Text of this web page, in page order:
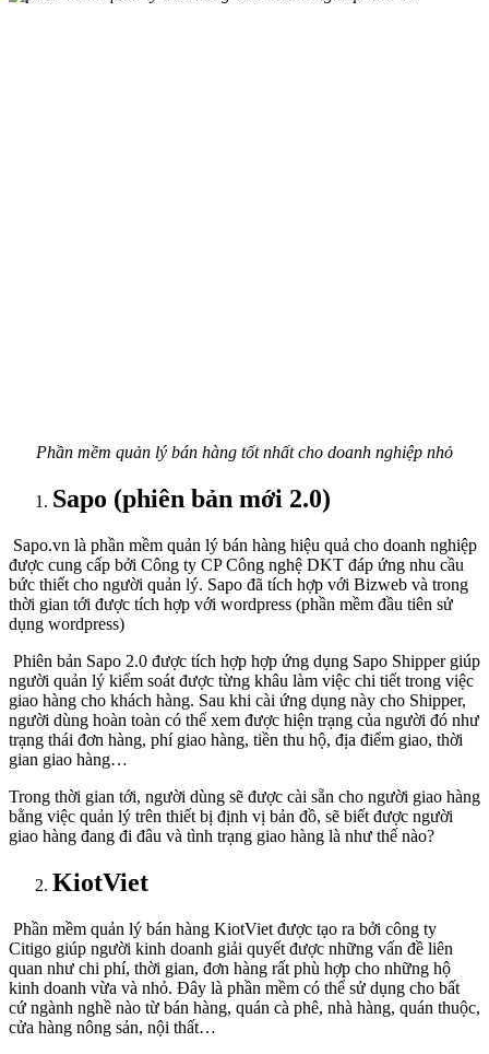
Phần mềm quản lý bán hàng tốt nhất cho doanh nghiệp nhỏ
Sapo (phiên bản mới 2.0)
Sapo.vn là phần mềm quản lý bán hàng hiệu quả cho doanh nghiệp
được cung cấp bởi Công ty CP Công nghệ DKT đáp ứng nhu cầu
bức thiết cho người quản lý. Sapo đã tích hợp với Bizweb và trong
thời gian tới được tích hợp với wordpress (phần mềm đầu tiên sử
dụng wordpress)
Phiên bản Sapo 2.0 được tích hợp hợp ứng dụng Sapo Shipper giúp
người quản lý kiểm soát được từng khâu làm việc chi tiết trong việc
giao hàng cho khách hàng. Sau khi cài ứng dụng này cho Shipper,
người dùng hoàn toàn có thể xem được hiện trạng của người đó như
trạng thái đơn hàng, phí giao hàng, tiền thu hộ, địa điểm giao, thời
gian giao hàng…
Trong thời gian tới, người dùng sẽ được cài sẵn cho người giao hàng
bằng việc quản lý trên thiết bị định vị bản đồ, sẽ biết được người
giao hàng đang đi đâu và tình trạng giao hàng là như thế nào?
KiotViet
Phần mềm quản lý bán hàng KiotViet được tạo ra bởi công ty
Citigo giúp người kinh doanh giải quyết được những vấn đề liên
quan như chi phí, thời gian, đơn hàng rất phù hợp cho những hộ
kinh doanh vừa và nhỏ. Đây là phần mềm có thể sử dụng cho bất
cứ ngành nghề nào từ bán hàng, quán cà phê, nhà hàng, quán thuộc,
cửa hàng nông sản, nội thất…